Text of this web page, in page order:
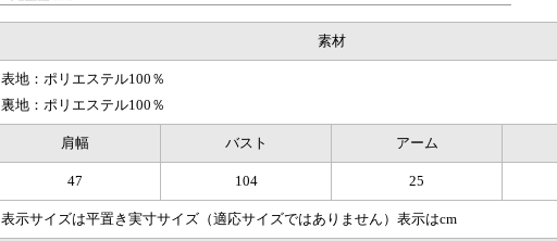
素材
表地：ポリエステル100％
裏地：ポリエステル100％
肩幅 バスト アーム
47 104 25
表示サイズは平置き実寸サイズ（適応サイズではありません）表示はcm